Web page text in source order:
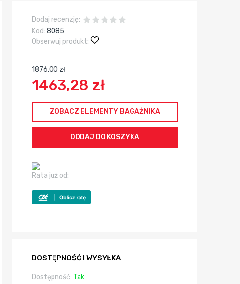
Dodaj recenzję:
Kod: 8085
Obserwuj produkt:
1876,00 zł
1463,28 zł
ZOBACZ ELEMENTY BAGAŻNIKA
Rata już od:
DOSTĘPNOŚĆ I WYSYŁKA
Dostępność: Tak